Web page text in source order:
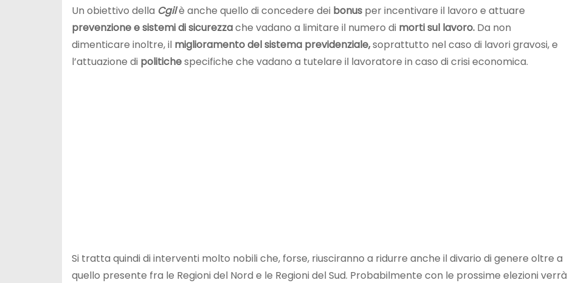
Un obiettivo della Cgilè anche quello di concedere dei bonus per incentivare il lavoro e attuare
prevenzione e sistemi di sicurezzache vadano a limitare il numero di morti sul lavoro. Da non
dimenticare inoltre, il miglioramento del sistema previdenziale,soprattutto nel caso di lavori gravosi, e
l’attuazione di politichespecifiche che vadano a tutelare il lavoratore in caso di crisi economica.
Si tratta quindi di interventi molto nobili che, forse, riusciranno a ridurre anche il divario di genere oltre a
quello presente fra le Regioni del Nord e le Regioni del Sud. Probabilmente con le prossime elezioni verrà